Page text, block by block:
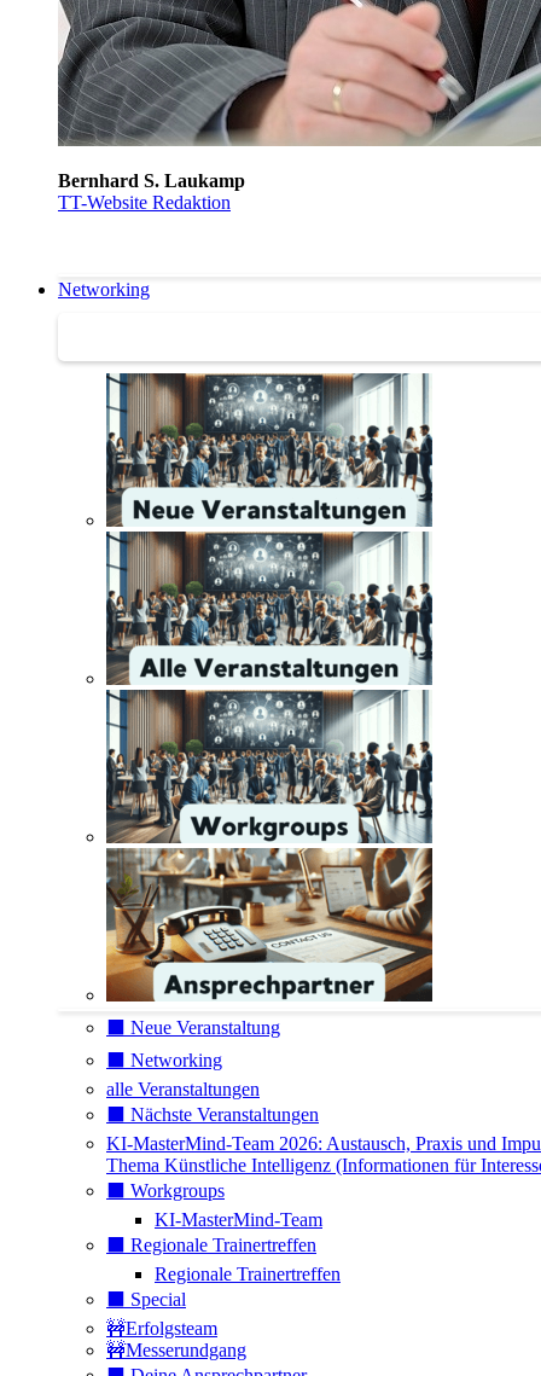
Bernhard S. Laukamp
TT-Website Redaktion
Networking
⬛️ Neue Veranstaltung
⬛️ Networking
alle Veranstaltungen
⬛️ Nächste Veranstaltungen
KI-MasterMind-Team 2026: Austausch, Praxis und
Thema Künstliche Intelligenz (Informationen für
⬛️ Workgroups
KI-MasterMind-Team
⬛️ Regionale Trainertreffen
Regionale Trainertreffen
⬛️ Special
🚧Erfolgsteam
🚧Messerundgang